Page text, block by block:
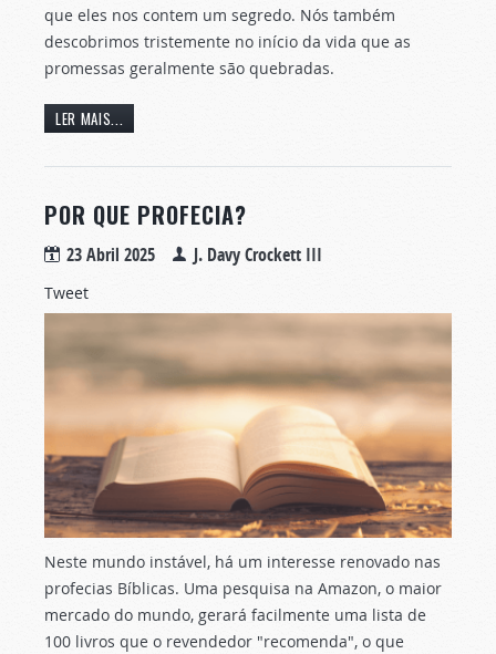
que eles nos contem um segredo. Nós também
descobrimos tristemente no início da vida que as
promessas geralmente são quebradas.
LER MAIS...
POR QUE PROFECIA?
23 Abril 2025 J. Davy Crockett III
Tweet
Neste mundo instável, há um interesse renovado nas
profecias Bíblicas. Uma pesquisa na Amazon, o maior
mercado do mundo, gerará facilmente uma lista de
100 livros que o revendedor "recomenda", o que